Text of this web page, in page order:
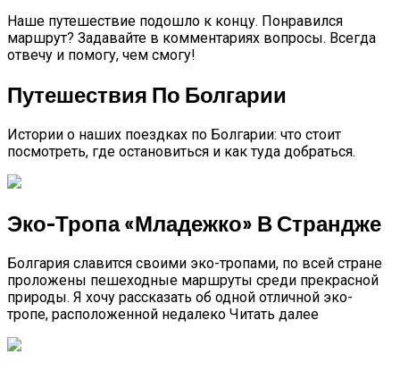
Наше путешествие подошло к концу. Понравился
маршрут? Задавайте в комментариях вопросы. Всегда
отвечу и помогу, чем смогу!
Путешествия По Болгарии
Истории о наших поездках по Болгарии: что стоит
посмотреть, где остановиться и как туда добраться.
Эко-Тропа «Младежко» В Страндже
Болгария славится своими эко-тропами, по всей стране
проложены пешеходные маршруты среди прекрасной
природы. Я хочу рассказать об одной отличной эко-
тропе, расположенной недалеко Читать далее